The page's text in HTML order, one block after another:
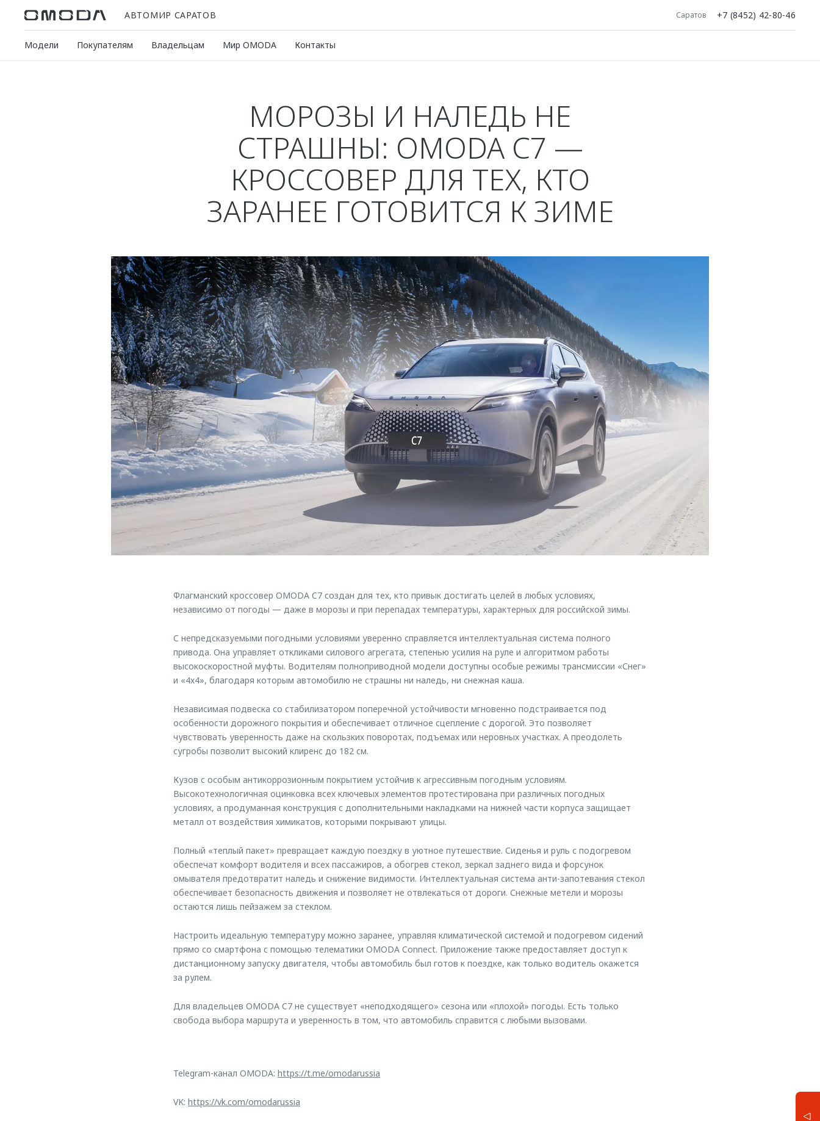
АВТОМИР САРАТОВ Саратов +7 (8452) 42-80-46
Модели Покупателям Владельцам Мир OMODA Контакты
МОРОЗЫ И НАЛЕДЬ НЕ
СТРАШНЫ: OMODA C7 —
КРОССОВЕР ДЛЯ ТЕХ, КТО
ЗАРАНЕЕ ГОТОВИТСЯ К ЗИМЕ
Флагманский кроссовер OMODA C7 создан для тех, кто привык достигать целей в любых условиях,
независимо от погоды — даже в морозы и при перепадах температуры, характерных для российской зимы.
С непредсказуемыми погодными условиями уверенно справляется интеллектуальная система полного
привода. Она управляет откликами силового агрегата, степенью усилия на руле и алгоритмом работы
высокоскоростной муфты. Водителям полноприводной модели доступны особые режимы трансмиссии «Снег»
и «4х4», благодаря которым автомобилю не страшны ни наледь, ни снежная каша.
Независимая подвеска со стабилизатором поперечной устойчивости мгновенно подстраивается под
особенности дорожного покрытия и обеспечивает отличное сцепление с дорогой. Это позволяет
чувствовать уверенность даже на скользких поворотах, подъемах или неровных участках. А преодолеть
сугробы позволит высокий клиренс до 182 см.
Кузов с особым антикоррозионным покрытием устойчив к агрессивным погодным условиям.
Высокотехнологичная оцинковка всех ключевых элементов протестирована при различных погодных
условиях, а продуманная конструкция с дополнительными накладками на нижней части корпуса защищает
металл от воздействия химикатов, которыми покрывают улицы.
Полный «теплый пакет» превращает каждую поездку в уютное путешествие. Сиденья и руль с подогревом
обеспечат комфорт водителя и всех пассажиров, а обогрев стекол, зеркал заднего вида и форсунок
омывателя предотвратит наледь и снижение видимости. Интеллектуальная система анти-запотевания стекол
обеспечивает безопасность движения и позволяет не отвлекаться от дороги. Снежные метели и морозы
остаются лишь пейзажем за стеклом.
Настроить идеальную температуру можно заранее, управляя климатической системой и подогревом сидений
прямо со смартфона с помощью телематики OMODA Connect. Приложение также предоставляет доступ к
дистанционному запуску двигателя, чтобы автомобиль был готов к поездке, как только водитель окажется
за рулем.
Для владельцев OMODA C7 не существует «неподходящего» сезона или «плохой» погоды. Есть только
свобода выбора маршрута и уверенность в том, что автомобиль справится с любыми вызовами.
Telegram-канал OMODA: https://t.me/omodarussia
VK: https://vk.com/omodarussia